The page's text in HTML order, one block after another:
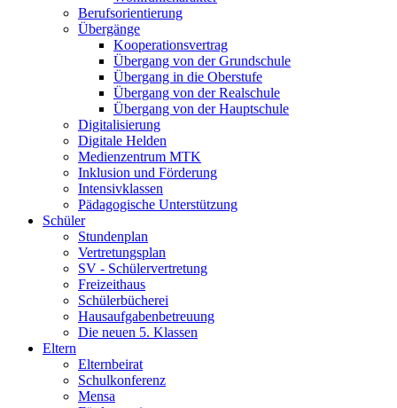
Berufsorientierung
Übergänge
Kooperationsvertrag
Übergang von der Grundschule
Übergang in die Oberstufe
Übergang von der Realschule
Übergang von der Hauptschule
Digitalisierung
Digitale Helden
Medienzentrum MTK
Inklusion und Förderung
Intensivklassen
Pädagogische Unterstützung
Schüler
Stundenplan
Vertretungsplan
SV - Schülervertretung
Freizeithaus
Schülerbücherei
Hausaufgabenbetreuung
Die neuen 5. Klassen
Eltern
Elternbeirat
Schulkonferenz
Mensa